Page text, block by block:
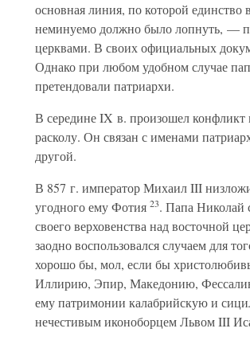
основная линия, по которой
неминуемо должно было лопнуть, —
церквами. В своих официальных
Однако при любом удобном случае
претендовали патриархи.
В середине IX в. произошел
расколу. Он связан с именами
другой.
В 857 г. император Михаил III
угодного ему Фотия 23. Папа Николай
своего верховенства над восточной
заодно воспользовался случаем для
хорошо бы, мол, если бы
Иллирию, Эпир, Македонию,
ему патримонии калабрийскую и
нечестивым иконоборцем Львом III